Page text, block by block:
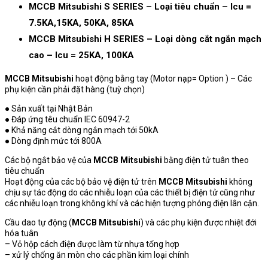
MCCB Mitsubishi S SERIES – Loại tiêu chuẩn – Icu =
7.5KA,15KA, 50KA, 85KA
MCCB Mitsubishi H SERIES – Loại dòng cắt ngắn mạch
cao – Icu = 25KA, 100KA
MCCB Mitsubishi hoạt động bằng tay (Motor nạp= Option ) – Các
phụ kiện cần phải đặt hàng (tuỳ chọn)
● Sản xuất tại Nhật Bản
● Đáp ứng têu chuẩn IEC 60947-2
● Khả năng cắt dòng ngắn mạch tới 50kA
● Dòng định mức tới 800A
Các bộ ngắt bảo vệ của MCCB Mitsubishi bằng điện tử tuân theo
tiêu chuẩn
Hoạt động của các bộ bảo vệ điện tử trên MCCB Mitsubishi không
chịu sự tác động do các nhiễu loạn của các thiết bị điện tử cũng như
các nhiễu loạn trong không khí và các hiện tượng phóng điện lân cận.
Cầu dao tự động ( MCCB Mitsubishi) và các phụ kiện được nhiệt đới
hóa tuân
– Vỏ hộp cách điện được làm từ nhựa tổng hợp
– xử lý chống ăn mòn cho các phần kim loại chính